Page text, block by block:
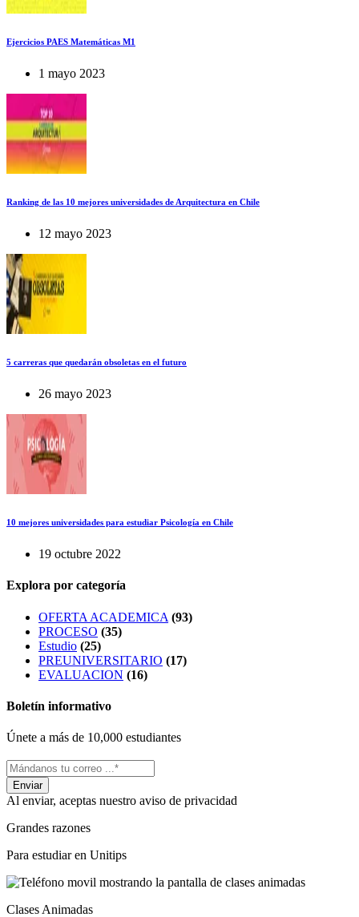
Ejercicios PAES Matemáticas M1
1 mayo 2023
Ranking de las 10 mejores universidades de Arquitectura en Chile
12 mayo 2023
5 carreras que quedarán obsoletas en el futuro
26 mayo 2023
10 mejores universidades para estudiar Psicología en Chile
19 octubre 2022
Explora por categoría
OFERTA ACADEMICA (93)
PROCESO (35)
Estudio (25)
PREUNIVERSITARIO (17)
EVALUACION (16)
Boletín informativo
Únete a más de 10,000 estudiantes
Al enviar, aceptas nuestro aviso de privacidad
Grandes razones
Para estudiar en Unitips
Clases Animadas